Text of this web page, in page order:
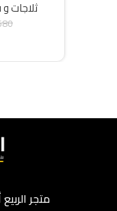
ثلاجات و
متجر